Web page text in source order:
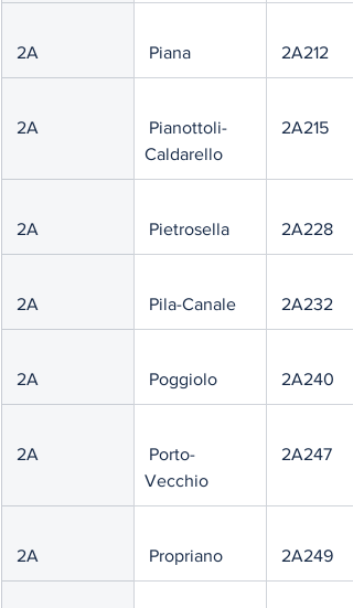
2A Piana 2A212
2A
Caldarello
2A215
2A Pietrosella 2A228
2A Pila-Canale 2A232
2A Poggiolo 2A240
2A
Vecchio
2A247
2A Propriano 2A249